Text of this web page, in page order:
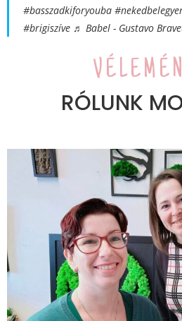
#basszadkiforyouba
#brigiszíve ♬ Babel - Gustavo
RÓLUNK